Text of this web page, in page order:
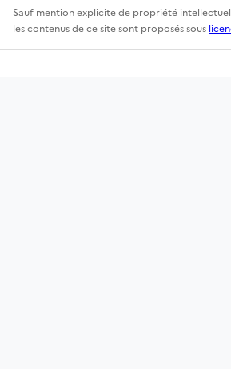
Sauf mention explicite de propriété
les contenus de ce site sont proposés sous